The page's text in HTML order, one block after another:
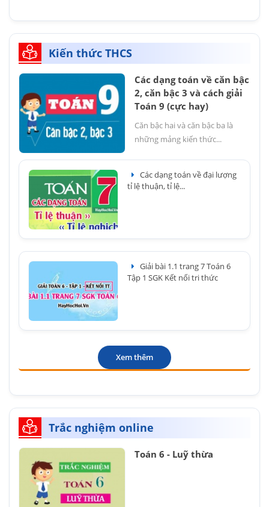
Kiến thức THCS
Các dạng toán về căn bậc
2, căn bậc 3 và cách giải
Toán 9 (cực hay)
Căn bậc hai và căn bậc ba là
những mảng kiến thức...
Các dạng toán về đại lượng
tỉ lệ thuận, tỉ lệ...
Giải bài 1.1 trang 7 Toán 6
Tập 1 SGK Kết nối tri thức
Xem thêm
Trắc nghiệm online
Toán 6 - Luỹ thừa